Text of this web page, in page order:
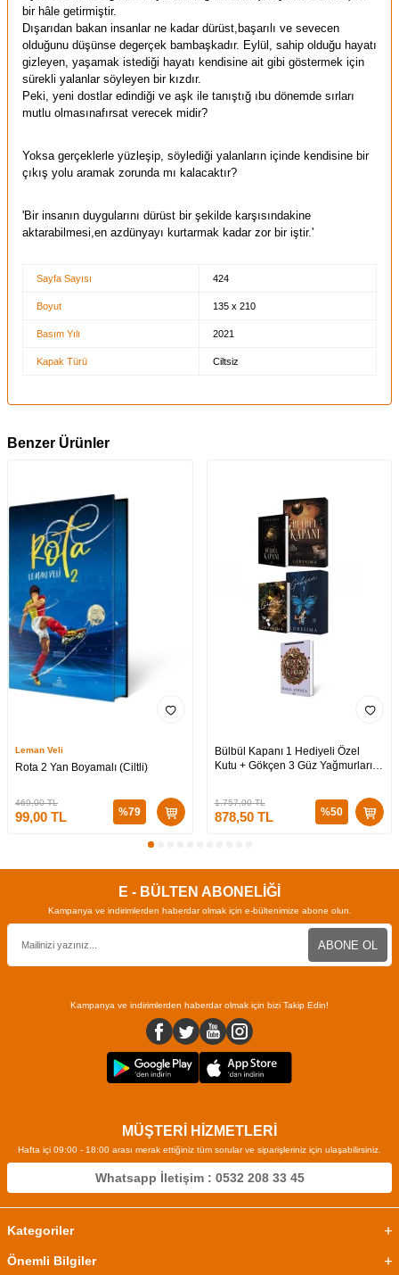
bir hâle getirmiştir.
Dışarıdan bakan insanlar ne kadar dürüst,başarılı ve sevecen
olduğunu düşünse degerçek bambaşkadır. Eylül, sahip olduğu hayatı
gizleyen, yaşamak istediği hayatı kendisine ait gibi göstermek için
sürekli yalanlar söyleyen bir kızdır.
Peki, yeni dostlar edindiği ve aşk ile tanıştığ ıbu dönemde sırları
mutlu olmasınafırsat verecek midir?
Yoksa gerçeklerle yüzleşip, söylediği yalanların içinde kendisine bir
çıkış yolu aramak zorunda mı kalacaktır?
'Bir insanın duygularını dürüst bir şekilde karşısındakine
aktarabilmesi,en azdünyayı kurtarmak kadar zor bir iştir.'
Sayfa Sayısı 424
Boyut 135 x 210
Basım Yılı 2021
Kapak Türü Ciltsiz
Benzer Ürünler
Leman Veli
Rota 2 Yan Boyamalı (Ciltli)
469,00TL
99,00 TL %79
Bülbül Kapanı 1 Hediyeli Özel
Kutu + Gökçen 3 Güz Yağmurları
1.757,00TL
878,50TL %50
E - BÜLTEN ABONELİĞİ
Kampanya ve indirimlerden haberdar olmak için e-bültenimize abone olun.
ABONE OL
Kampanya ve indirimlerden haberdar olmak için bizi Takip Edin!
MÜŞTERİ HİZMETLERİ
Hafta içi 09:00 - 18:00 arası merak ettiğiniz tüm sorular ve siparişleriniz için ulaşabilirsiniz.
Whatsapp İletişim : 0532 208 33 45
Kategoriler
Önemli Bilgiler